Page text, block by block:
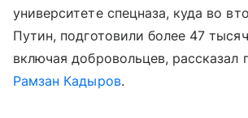
университете спецназа, куда во
Путин, подготовили более 47
включая добровольцев, рассказал
Рамзан Кадыров.